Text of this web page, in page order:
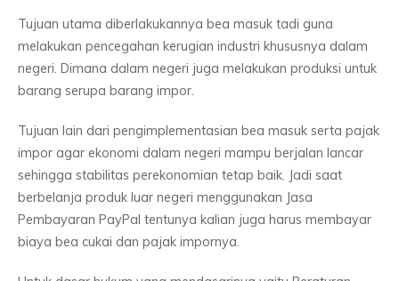
Tujuan utama diberlakukannya bea masuk tadi guna
melakukan pencegahan kerugian industri khususnya dalam
negeri. Dimana dalam negeri juga melakukan produksi untuk
barang serupa barang impor.
Tujuan lain dari pengimplementasian bea masuk serta pajak
impor agar ekonomi dalam negeri mampu berjalan lancar
sehingga stabilitas perekonomian tetap baik. Jadi saat
berbelanja produk luar negeri menggunakan Jasa
Pembayaran PayPal tentunya kalian juga harus membayar
biaya bea cukai dan pajak impornya.